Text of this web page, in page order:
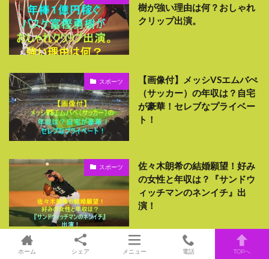
樹が強い理由は何？おしゃれ
クリップ出演。
スポーツ
【画像付】メッシVSエムバぺ
（サッカー）の年収は？自宅
が豪華！セレブなプライベー
ト！
スポーツ
佐々木朗希の結婚願望！好み
の女性と年収は？『サンドウ
ィッチマンのネンイチ』出
演！
ホーム シェア メニュー 電話 TOPへ